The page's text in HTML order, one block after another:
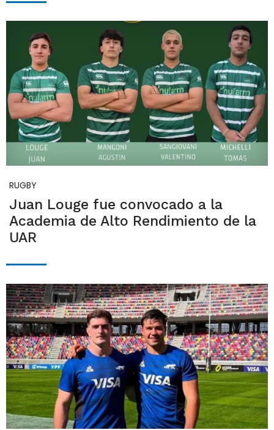
RUGBY
Juan Louge fue convocado a la
Academia de Alto Rendimiento de la
UAR